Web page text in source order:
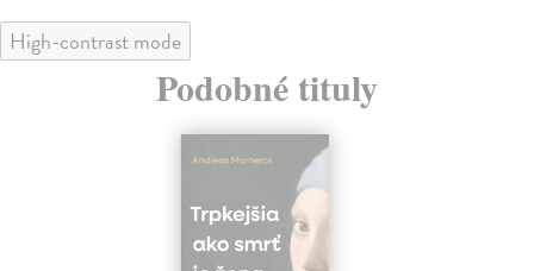
High-contrast mode
Podobné tituly